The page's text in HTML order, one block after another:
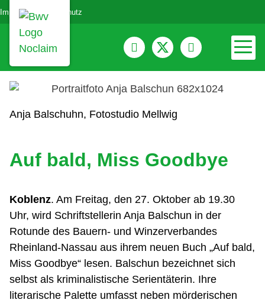
Impressum Datenschutz
Anja Balschuhn, Fotostudio Mellwig
Auf bald, Miss Goodbye
Koblenz. Am Freitag, den 27. Oktober ab 19.30
Uhr, wird Schriftstellerin Anja Balschun in der
Rotunde des Bauern- und Winzerverbandes
Rheinland-Nassau aus ihrem neuen Buch „Auf bald,
Miss Goodbye“ lesen. Balschun bezeichnet sich
selbst als kriminalistische Serientäterin. Ihre
literarische Palette umfasst neben mörderischen